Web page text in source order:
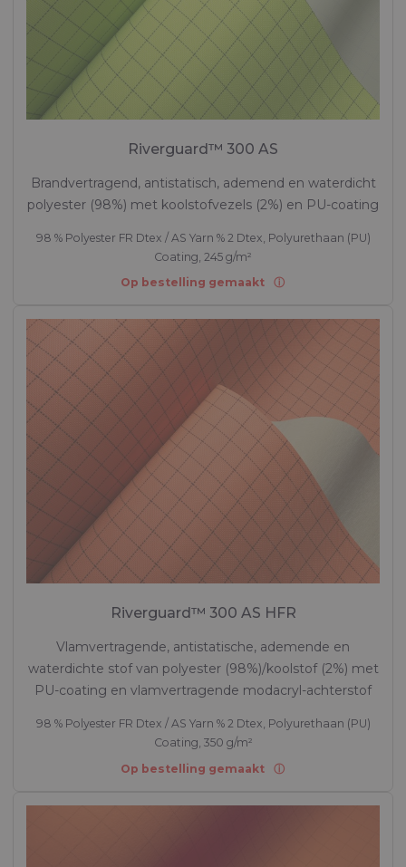
Riverguard™ 300 AS
Brandvertragend, antistatisch, ademend en waterdicht
polyester (98%) met koolstofvezels (2%) en PU-coating
98 % Polyester FR Dtex / AS Yarn % 2 Dtex, Polyurethaan (PU)
Coating, 245 g/m²
Op bestelling gemaakt
Riverguard™ 300 AS HFR
Vlamvertragende, antistatische, ademende en
waterdichte stof van polyester (98%)/koolstof (2%) met
PU-coating en vlamvertragende modacryl-achterstof
98 % Polyester FR Dtex / AS Yarn % 2 Dtex, Polyurethaan (PU)
Coating, 350 g/m²
Op bestelling gemaakt